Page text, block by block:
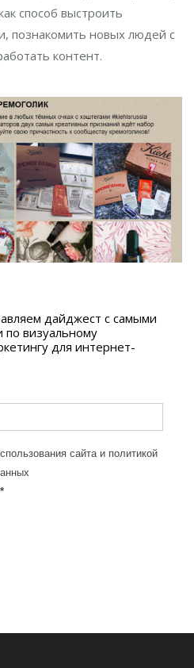
способ выстроить
познакомить новых людей с
контент.
дайджест с самыми
по визуальному
для интернет-
сайта и политикой
*